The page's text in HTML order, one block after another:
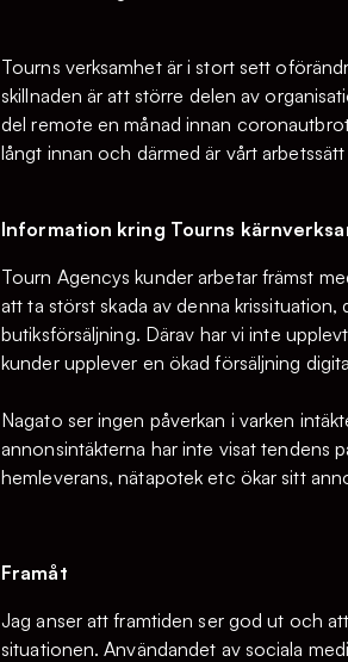
Tourns verksamhet är i stort sett
skillnaden är att större delen av
del remote en månad innan
långt innan och därmed är vårt
Information kring Tourns
Tourn Agencys kunder arbetar främst
att ta störst skada av denna
butiksförsäljning. Därav har vi inte
kunder upplever en ökad försäljning
Nagato ser ingen påverkan i varken
annonsintäkterna har inte visat tendens
hemleverans, nätapotek etc ökar sitt
Framåt
Jag anser att framtiden ser god ut och
situationen. Användandet av sociala